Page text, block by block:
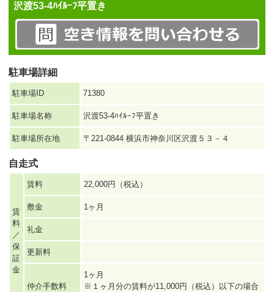
沢渡53-4ﾊｲﾙｰﾌ平置き
駐車場詳細
駐車場ID 71380
駐車場名称 沢渡53-4ﾊｲﾙｰﾌ平置き
駐車場所在地 〒221-0844 横浜市神奈川区沢渡５３－４
自走式
賃
料
／
保
証
金
賃料 22,000円（税込）
敷金 1ヶ月
礼金
更新料
仲介手数料
1ヶ月
※１ヶ月分の賃料が11,000円（税込）以下の場合